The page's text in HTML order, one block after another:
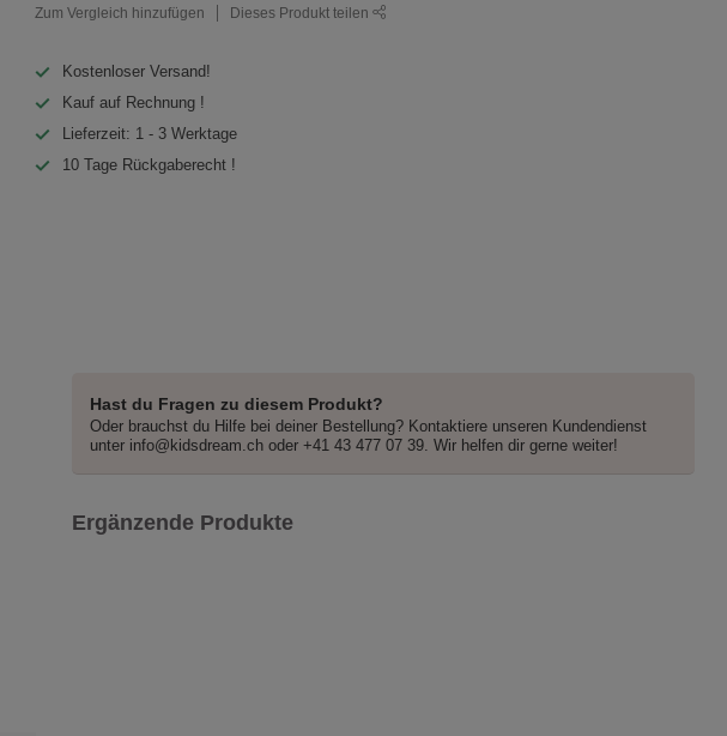
Zum Vergleich hinzufügen Dieses Produkt teilen
Kostenloser Versand!
Kauf auf Rechnung !
Lieferzeit: 1 - 3 Werktage
10 Tage Rückgaberecht !
Hast du Fragen zu diesem Produkt?
Oder brauchst du Hilfe bei deiner Bestellung? Kontaktiere unseren Kundendienst
unter info@kidsdream.ch oder +41 43 477 07 39. Wir helfen dir gerne weiter!
Ergänzende Produkte